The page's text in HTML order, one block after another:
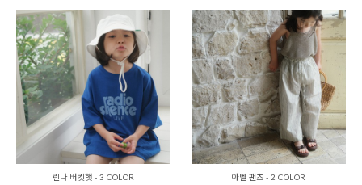
린다 버킷햇 - 3 COLOR
아벨 팬츠 - 2 COLOR